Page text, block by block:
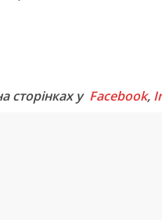
сторінках у Facebook,